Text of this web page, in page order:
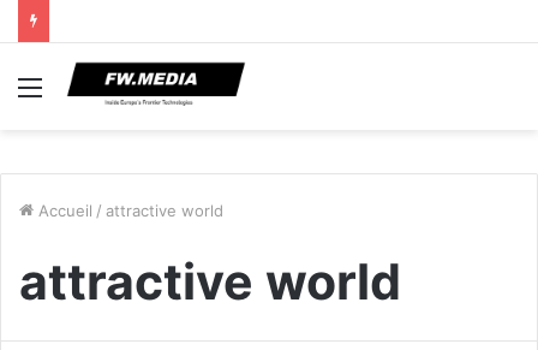
Menu
Accueil / attractive world
attractive world